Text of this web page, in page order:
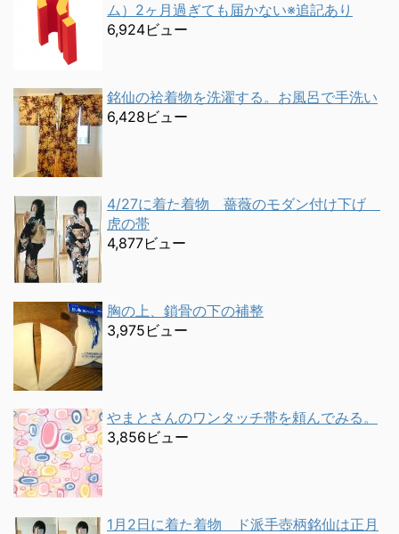
ム）2ヶ月過ぎても届かない※追記あり
6,924ビュー
銘仙の袷着物を洗濯する。お風呂で手洗い
6,428ビュー
4/27に着た着物 薔薇のモダン付け下げ
虎の帯
4,877ビュー
胸の上、鎖骨の下の補整
3,975ビュー
やまとさんのワンタッチ帯を頼んでみる。
3,856ビュー
1月2日に着た着物 ド派手壺柄銘仙は正月